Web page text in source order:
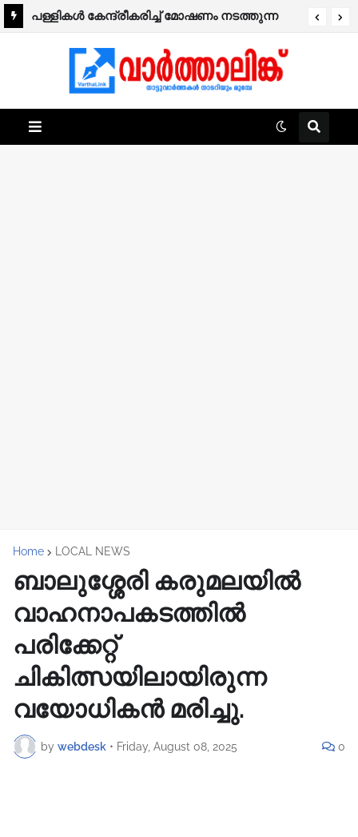
പള്ളികൾ കേന്ദ്രീകരിച്ച് മോഷണം നടത്തുന്ന
Home LOCAL NEWS
ബാലുശ്ശേരി കരുമലയിൽ
വാഹനാപകടത്തിൽ
പരിക്കേറ്റ്
ചികിത്സയിലായിരുന്ന
വയോധികൻ മരിച്ചു.
by webdesk • Friday, August 08, 2025 0